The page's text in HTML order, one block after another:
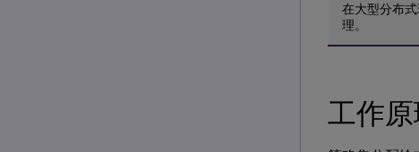
在大型分布
理。
工作原